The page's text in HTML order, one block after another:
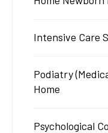
Intensive Care
Podiatry
Home
Psychological